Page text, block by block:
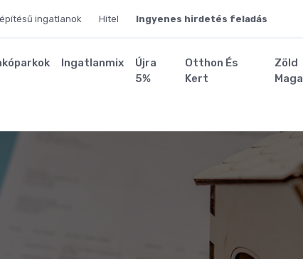
ingatlanok Hitel Ingyenes hirdetés feladás
Ingatlanmix
Újra
5%
Otthon És
Kert
Zöld